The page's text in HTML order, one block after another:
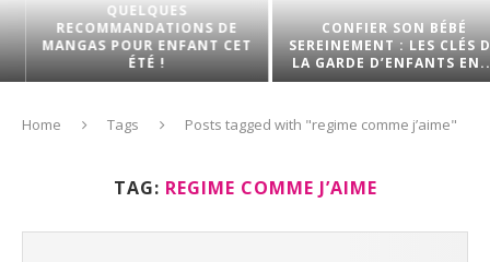
QUELQUES
RECOMMANDATIONS DE
MANGAS POUR ENFANT CET
ÉTÉ !
CONFIER SON BÉBÉ
SEREINEMENT : LES CLÉS DE
LA GARDE D’ENFANTS EN...
Home Tags Posts tagged with "regime comme j’aime"
TAG: REGIME COMME J’AIME